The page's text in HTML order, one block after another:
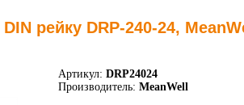
рейку DRP-240-24,
Артикул: DRP24024
Производитель: MeanWell